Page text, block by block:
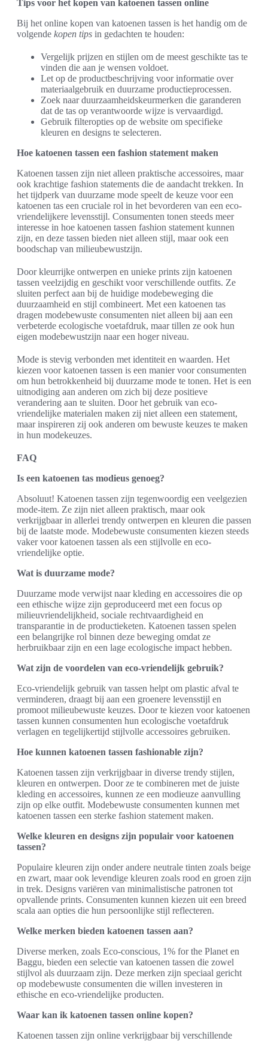
Tips voor het kopen van katoenen tassen online
Bij het online kopen van katoenen tassen is het handig om de
volgende kopen tips in gedachten te houden:
Vergelijk prijzen en stijlen om de meest geschikte tas te
vinden die aan je wensen voldoet.
Let op de productbeschrijving voor informatie over
materiaalgebruik en duurzame productieprocessen.
Zoek naar duurzaamheidskeurmerken die garanderen
dat de tas op verantwoorde wijze is vervaardigd.
Gebruik filteropties op de website om specifieke
kleuren en designs te selecteren.
Hoe katoenen tassen een fashion statement maken
Katoenen tassen zijn niet alleen praktische accessoires, maar
ook krachtige fashion statements die de aandacht trekken. In
het tijdperk van duurzame mode speelt de keuze voor een
katoenen tas een cruciale rol in het bevorderen van een eco-
vriendelijkere levensstijl. Consumenten tonen steeds meer
interesse in hoe katoenen tassen fashion statement kunnen
zijn, en deze tassen bieden niet alleen stijl, maar ook een
boodschap van milieubewustzijn.
Door kleurrijke ontwerpen en unieke prints zijn katoenen
tassen veelzijdig en geschikt voor verschillende outfits. Ze
sluiten perfect aan bij de huidige modebeweging die
duurzaamheid en stijl combineert. Met een katoenen tas
dragen modebewuste consumenten niet alleen bij aan een
verbeterde ecologische voetafdruk, maar tillen ze ook hun
eigen modebewustzijn naar een hoger niveau.
Mode is stevig verbonden met identiteit en waarden. Het
kiezen voor katoenen tassen is een manier voor consumenten
om hun betrokkenheid bij duurzame mode te tonen. Het is een
uitnodiging aan anderen om zich bij deze positieve
verandering aan te sluiten. Door het gebruik van eco-
vriendelijke materialen maken zij niet alleen een statement,
maar inspireren zij ook anderen om bewuste keuzes te maken
in hun modekeuzes.
FAQ
Is een katoenen tas modieus genoeg?
Absoluut! Katoenen tassen zijn tegenwoordig een veelgezien
mode-item. Ze zijn niet alleen praktisch, maar ook
verkrijgbaar in allerlei trendy ontwerpen en kleuren die passen
bij de laatste mode. Modebewuste consumenten kiezen steeds
vaker voor katoenen tassen als een stijlvolle en eco-
vriendelijke optie.
Wat is duurzame mode?
Duurzame mode verwijst naar kleding en accessoires die op
een ethische wijze zijn geproduceerd met een focus op
milieuvriendelijkheid, sociale rechtvaardigheid en
transparantie in de productieketen. Katoenen tassen spelen
een belangrijke rol binnen deze beweging omdat ze
herbruikbaar zijn en een lage ecologische impact hebben.
Wat zijn de voordelen van eco-vriendelijk gebruik?
Eco-vriendelijk gebruik van tassen helpt om plastic afval te
verminderen, draagt bij aan een groenere levensstijl en
promoot milieubewuste keuzes. Door te kiezen voor katoenen
tassen kunnen consumenten hun ecologische voetafdruk
verlagen en tegelijkertijd stijlvolle accessoires gebruiken.
Hoe kunnen katoenen tassen fashionable zijn?
Katoenen tassen zijn verkrijgbaar in diverse trendy stijlen,
kleuren en ontwerpen. Door ze te combineren met de juiste
kleding en accessoires, kunnen ze een modieuze aanvulling
zijn op elke outfit. Modebewuste consumenten kunnen met
katoenen tassen een sterke fashion statement maken.
Welke kleuren en designs zijn populair voor katoenen
tassen?
Populaire kleuren zijn onder andere neutrale tinten zoals beige
en zwart, maar ook levendige kleuren zoals rood en groen zijn
in trek. Designs variëren van minimalistische patronen tot
opvallende prints. Consumenten kunnen kiezen uit een breed
scala aan opties die hun persoonlijke stijl reflecteren.
Welke merken bieden katoenen tassen aan?
Diverse merken, zoals Eco-conscious, 1% for the Planet en
Baggu, bieden een selectie van katoenen tassen die zowel
stijlvol als duurzaam zijn. Deze merken zijn speciaal gericht
op modebewuste consumenten die willen investeren in
ethische en eco-vriendelijke producten.
Waar kan ik katoenen tassen online kopen?
Katoenen tassen zijn online verkrijgbaar bij verschillende